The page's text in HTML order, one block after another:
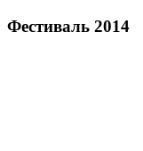
Фестиваль 2014